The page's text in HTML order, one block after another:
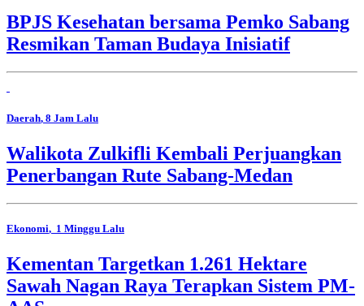
BPJS Kesehatan bersama Pemko Sabang
Resmikan Taman Budaya Inisiatif
Daerah, 8 Jam Lalu
Walikota Zulkifli Kembali Perjuangkan
Penerbangan Rute Sabang-Medan
Ekonomi, 1 Minggu Lalu
Kementan Targetkan 1.261 Hektare
Sawah Nagan Raya Terapkan Sistem PM-